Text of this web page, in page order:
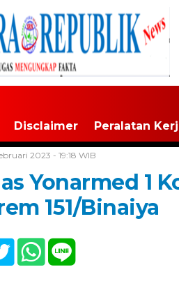
Disclaimer Peralatan
2023 - 19:18 WIB
Yonarmed 1
151/Binaiya